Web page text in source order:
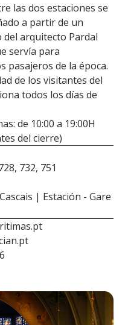
las dos estaciones se
a partir de un
arquitecto Pardal
servía para
pasajeros de la época.
de los visitantes del
todos los días de
de 10:00 a 19:00H
del cierre)
732, 751
| Estación - Gare